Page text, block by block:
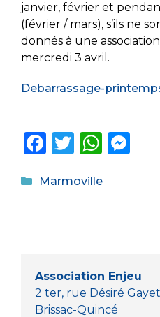
janvier, février et
(février / mars), s’ils ne
donnés à une
mercredi 3 avril.
Debarrassage-
F
c
o
k
T
it
W
a
p er
Catégories
Marmoville
Association Enjeu
2 ter, rue Désiré Gayet
Brissac-Quincé